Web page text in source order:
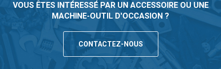
VOUS ÊTES INTÉRESSÉ PAR UN ACCESSOIRE OU UNE
MACHINE-OUTIL D'OCCASION ?
CONTACTEZ-NOUS